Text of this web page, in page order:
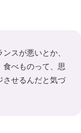
スが悪いとか、
食べものって、思
させるんだと気づ